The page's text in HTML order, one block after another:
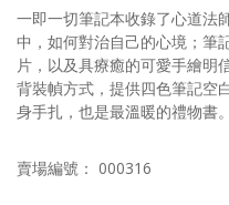
一即一切筆記本收錄了心道法
中，如何對治自己的心境；筆
片，以及具療癒的可愛手繪明
背裝幀方式，提供四色筆記空
身手扎，也是最溫暖的禮物書。
賣場編號： 000316